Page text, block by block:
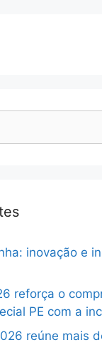
inovação e
reforça o
PE com a
reúne mais